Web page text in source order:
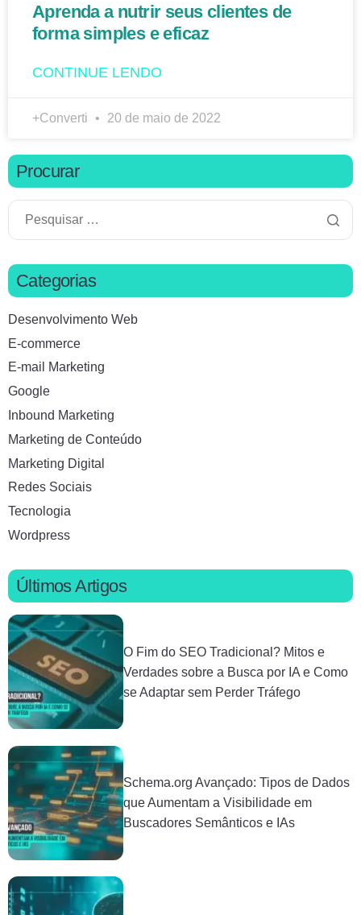
Aprenda a nutrir seus clientes de
forma simples e eficaz
CONTINUE LENDO
+Converti 20 de maio de 2022
Procurar
Categorias
Desenvolvimento Web
E-commerce
E-mail Marketing
Google
Inbound Marketing
Marketing de Conteúdo
Marketing Digital
Redes Sociais
Tecnologia
Wordpress
Últimos Artigos
O Fim do SEO Tradicional? Mitos e
Verdades sobre a Busca por IA e Como
se Adaptar sem Perder Tráfego
Schema.org Avançado: Tipos de Dados
que Aumentam a Visibilidade em
Buscadores Semânticos e IAs